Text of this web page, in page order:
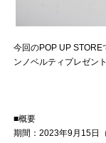
今回のPOP UP
ンノベルティプレゼン
■概要
期間：2023年9月15日